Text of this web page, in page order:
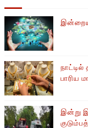
இன்றைய
பாரிய
இன்று